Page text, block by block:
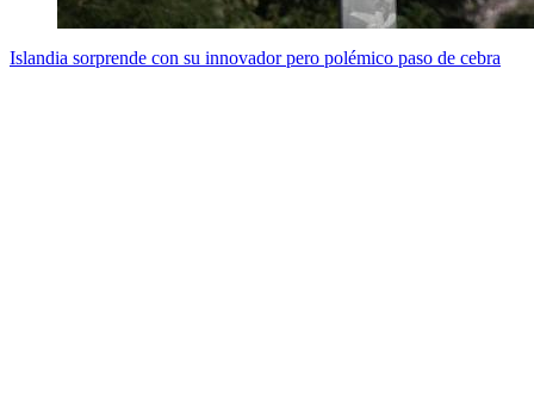
Islandia sorprende con su innovador pero polémico paso de cebra